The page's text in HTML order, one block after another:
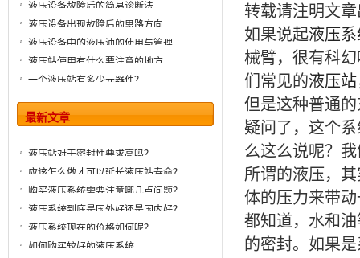
转载请注明文
如果说起液压
械臂，很有科
们常见的液压站
但是这种普通
疑问了，这个
么这么说呢？
所谓的液压，
体的压力来带
都知道，水和
的密封。如果
液压设备故障后的简易诊断法
液压设备出现故障后的思路方向
液压设备中的液压油的使用与管理
液压站使用有什么要注意的地方
一个液压站有多少元器件？
最新文章
液压站对于密封性要求高吗？
应该怎么做才可以延长液压站寿命？
购买液压系统需要注意哪几点问题？
液压系统到底是国外好还是国内好？
液压系统现在的价格如何呢？
如何购买较好的液压系统